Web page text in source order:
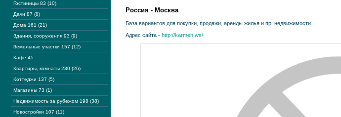
Гостиницы 83 (10)
Дачи 87 (8)
Дома 161 (21)
Здания, сооружения 93 (9)
Земельные участки 157 (12)
Кафе 45
Квартиры, комнаты 230 (26)
Коттеджи 137 (5)
Магазины 73 (1)
Недвижимость за рубежом 198 (38)
Новостройки 107 (11)
Россия - Москва
База вариантов для покупки, продажи, аренды жилья и пр. недвижимости.
Адрес сайта - http://karmen.ws/